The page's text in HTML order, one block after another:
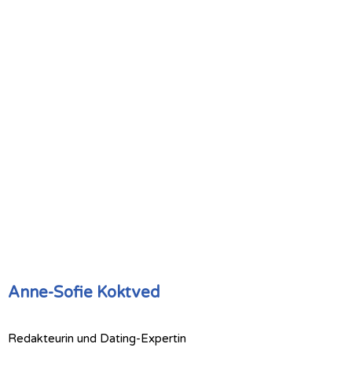
Anne-Sofie Koktved
Redakteurin und Dating-Expertin